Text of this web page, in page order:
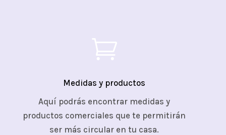

Medidas y productos
Aquí podrás encontrar medidas y
productos comerciales que te permitirán
ser más circular en tu casa.